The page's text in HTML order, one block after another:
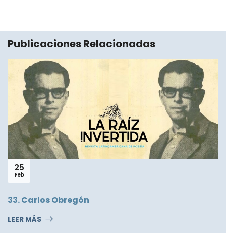
Publicaciones Relacionadas
25
Feb
33. Carlos Obregón
LEER MÁS